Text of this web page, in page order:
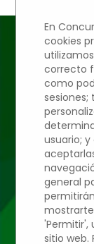
En
cookies
correcto
como
usuario;
general
'Permitir',
sitio web.